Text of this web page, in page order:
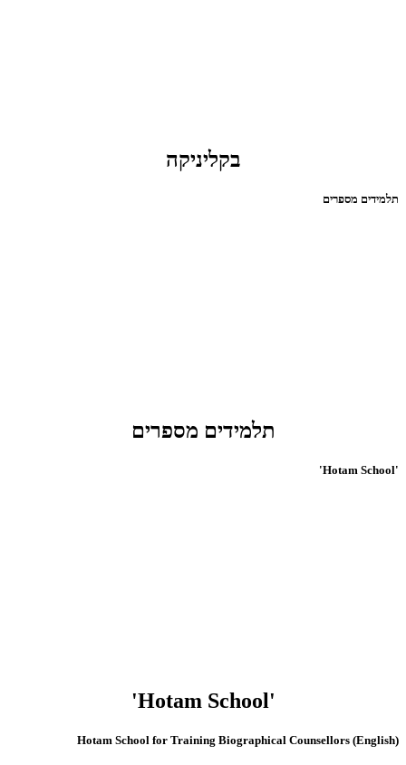
בקליניקה
תלמידים מספרים
תלמידים מספרים
'Hotam School'
'Hotam School'
(English) Hotam School for Training Biographical Counsellors